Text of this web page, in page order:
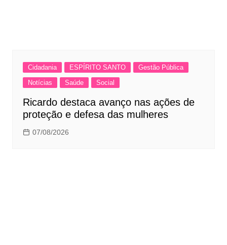
Cidadania ESPÍRITO SANTO
Gestão Pública
Notícias
Saúde Social
Ricardo destaca avanço nas ações de
proteção e defesa das mulheres
07/08/2026